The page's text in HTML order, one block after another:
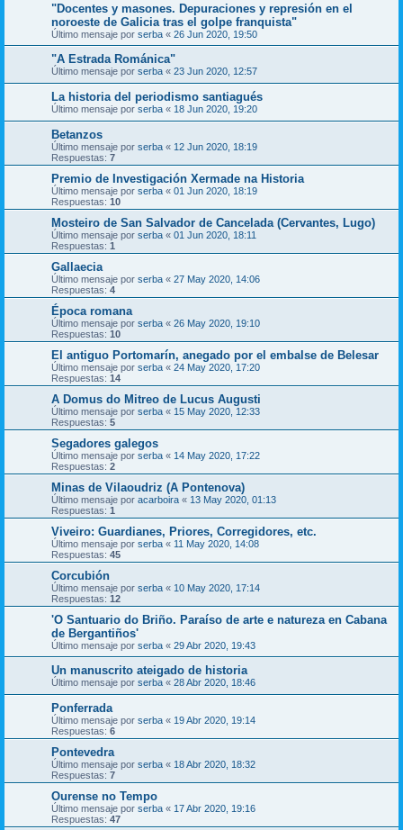
"Docentes y masones. Depuraciones y represión en el
noroeste de Galicia tras el golpe franquista"
Último mensaje por serba « 26 Jun 2020, 19:50
"A Estrada Románica"
Último mensaje por serba « 23 Jun 2020, 12:57
La historia del periodismo santiagués
Último mensaje por serba « 18 Jun 2020, 19:20
Betanzos
Último mensaje por serba « 12 Jun 2020, 18:19
Respuestas: 7
Premio de Investigación Xermade na Historia
Último mensaje por serba « 01 Jun 2020, 18:19
Respuestas: 10
Mosteiro de San Salvador de Cancelada (Cervantes, Lugo)
Último mensaje por serba « 01 Jun 2020, 18:11
Respuestas: 1
Gallaecia
Último mensaje por serba « 27 May 2020, 14:06
Respuestas: 4
Época romana
Último mensaje por serba « 26 May 2020, 19:10
Respuestas: 10
El antiguo Portomarín, anegado por el embalse de Belesar
Último mensaje por serba « 24 May 2020, 17:20
Respuestas: 14
A Domus do Mitreo de Lucus Augusti
Último mensaje por serba « 15 May 2020, 12:33
Respuestas: 5
Segadores galegos
Último mensaje por serba « 14 May 2020, 17:22
Respuestas: 2
Minas de Vilaoudriz (A Pontenova)
Último mensaje por acarboira « 13 May 2020, 01:13
Respuestas: 1
Viveiro: Guardianes, Priores, Corregidores, etc.
Último mensaje por serba « 11 May 2020, 14:08
Respuestas: 45
Corcubión
Último mensaje por serba « 10 May 2020, 17:14
Respuestas: 12
'O Santuario do Briño. Paraíso de arte e natureza en Cabana
de Bergantiños'
Último mensaje por serba « 29 Abr 2020, 19:43
Un manuscrito ateigado de historia
Último mensaje por serba « 28 Abr 2020, 18:46
Ponferrada
Último mensaje por serba « 19 Abr 2020, 19:14
Respuestas: 6
Pontevedra
Último mensaje por serba « 18 Abr 2020, 18:32
Respuestas: 7
Ourense no Tempo
Último mensaje por serba « 17 Abr 2020, 19:16
Respuestas: 47